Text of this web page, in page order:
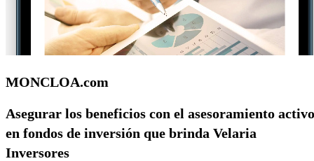
MONCLOA.com
Asegurar los beneficios con el asesoramiento activo
en fondos de inversión que brinda Velaria
Inversores